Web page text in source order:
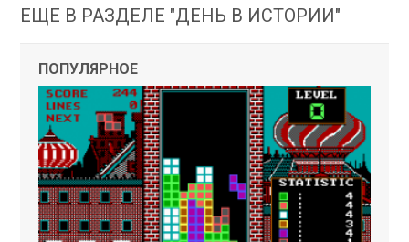
ЕЩЕ В РАЗДЕЛЕ "ДЕНЬ В ИСТОРИИ"
ПОПУЛЯРНОЕ